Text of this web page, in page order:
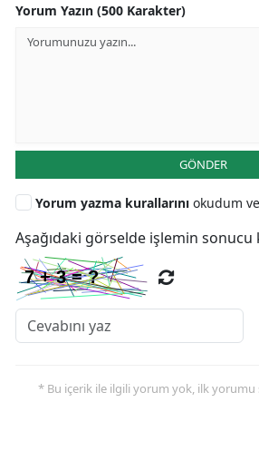
Yorum Yazın (500 Karakter)
GÖNDER
Yorum yazma kurallarını okudum
Aşağıdaki görselde işlemin sonucu
* Bu içerik ile ilgili yorum yok, ilk yorumu